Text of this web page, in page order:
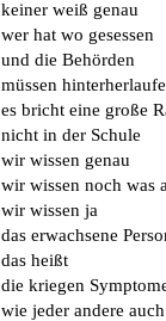
keiner weiß genau
wer hat wo gesessen
und die Behörden
müssen
es bricht eine große
nicht in der Schule
wir wissen genau
wir wissen noch was
wir wissen ja
das erwachsene
das heißt
die kriegen
wie jeder andere auch